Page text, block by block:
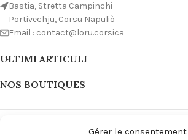
Gérer le consentement
Bastia, Stretta Campinchi
Portivechju, Corsu Napuliò
Email : contact@loru.corsica
ULTIMI ARTICULI
NOS BOUTIQUES